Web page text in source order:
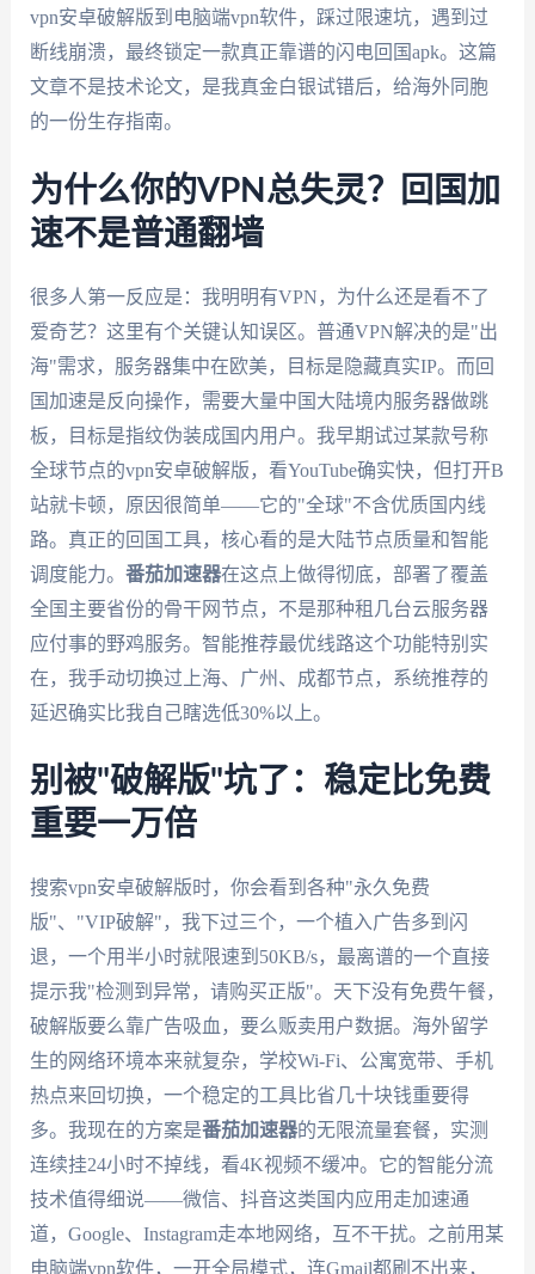
vpn安卓破解版到电脑端vpn软件，踩过限速坑，遇到过
断线崩溃，最终锁定一款真正靠谱的闪电回国apk。这篇
文章不是技术论文，是我真金白银试错后，给海外同胞
的一份生存指南。
为什么你的VPN总失灵？回国加
速不是普通翻墙
很多人第一反应是：我明明有VPN，为什么还是看不了
爱奇艺？这里有个关键认知误区。普通VPN解决的是"出
海"需求，服务器集中在欧美，目标是隐藏真实IP。而回
国加速是反向操作，需要大量中国大陆境内服务器做跳
板，目标是指纹伪装成国内用户。我早期试过某款号称
全球节点的vpn安卓破解版，看YouTube确实快，但打开B
站就卡顿，原因很简单——它的"全球"不含优质国内线
路。真正的回国工具，核心看的是大陆节点质量和智能
调度能力。 番茄加速器在这点上做得彻底，部署了覆盖
全国主要省份的骨干网节点，不是那种租几台云服务器
应付事的野鸡服务。智能推荐最优线路这个功能特别实
在，我手动切换过上海、广州、成都节点，系统推荐的
延迟确实比我自己瞎选低30%以上。
别被"破解版"坑了：稳定比免费
重要一万倍
搜索vpn安卓破解版时，你会看到各种"永久免费
版"、"VIP破解"，我下过三个，一个植入广告多到闪
退，一个用半小时就限速到50KB/s，最离谱的一个直接
提示我"检测到异常，请购买正版"。天下没有免费午餐，
破解版要么靠广告吸血，要么贩卖用户数据。海外留学
生的网络环境本来就复杂，学校Wi-Fi、公寓宽带、手机
热点来回切换，一个稳定的工具比省几十块钱重要得
多。我现在的方案是番茄加速器的无限流量套餐，实测
连续挂24小时不掉线，看4K视频不缓冲。它的智能分流
技术值得细说——微信、抖音这类国内应用走加速通
道，Google、Instagram走本地网络，互不干扰。之前用某
电脑端vpn软件，一开全局模式，连Gmail都刷不出来，